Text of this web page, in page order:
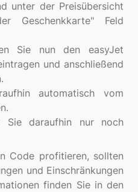
unter der Preisübersicht
Geschenkkarte" Feld
Sie nun den easyJet
und anschließend
automatisch vom
Sie daraufhin nur noch
Code profitieren, sollten
und Einschränkungen
finden Sie in den